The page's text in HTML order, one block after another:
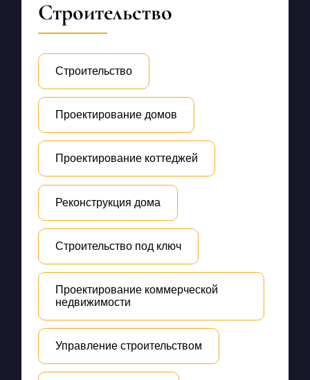
Строительство
Строительство
Проектирование домов
Проектирование коттеджей
Реконструкция дома
Строительство под ключ
Проектирование коммерческой
недвижимости
Управление строительством